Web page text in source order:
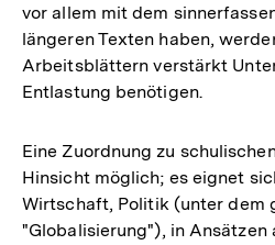
vor allem mit dem
längeren Texten haben,
Arbeitsblättern verstärkt
Entlastung benötigen.
Eine Zuordnung zu
Hinsicht möglich; es eignet
Wirtschaft, Politik (unter dem
"Globalisierung"), in Ansätzen